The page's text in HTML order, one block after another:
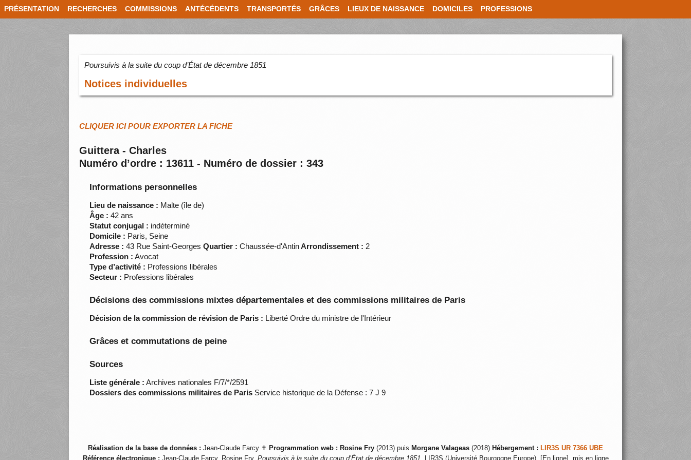
PRÉSENTATION RECHERCHES COMMISSIONS ANTÉCÉDENTS TRANSPORTÉS GRÂCES LIEUX DE NAISSANCE DOMICILES PROFESSIONS
Poursuivis à la suite du coup d’État de décembre 1851
Notices individuelles
CLIQUER ICI POUR EXPORTER LA FICHE
Guittera - Charles
Numéro d’ordre : 13611 - Numéro de dossier : 343
Informations personnelles
Lieu de naissance : Malte (île de)
Âge : 42 ans
Statut conjugal : indéterminé
Domicile : Paris, Seine
Adresse : 43 Rue Saint-GeorgesQuartier : Chaussée-d'AntinArrondissement : 2
Profession : Avocat
Type d’activité : Professions libérales
Secteur : Professions libérales
Décisions des commissions mixtes départementales et des commissions militaires de Paris
Décision de la commission de révision de Paris : Liberté Ordre du ministre de l'Intérieur
Grâces et commutations de peine
Sources
Liste générale : Archives nationales F/7/*/2591
Dossiers des commissions militaires de Paris Service historique de la Défense : 7 J 9
Réalisation de la base de données : Jean-Claude Farcy ✝ Programmation web : Rosine Fry (2013) puis Morgane Valageas (2018) Hébergement : LIR3S UR 7366 UBE
Référence électronique : Jean-Claude Farcy, Rosine Fry, Poursuivis à la suite du coup d’État de décembre 1851 , LIR3S (Université Bourgogne Europe), [En ligne], mis en ligne